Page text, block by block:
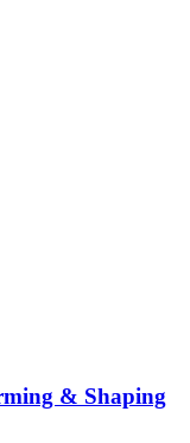
& Shaping